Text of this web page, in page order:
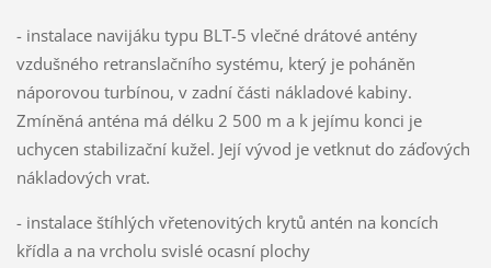
- instalace navijáku typu BLT-5 vlečné drátové antény
vzdušného retranslačního systému, který je poháněn
náporovou turbínou, v zadní části nákladové kabiny.
Zmíněná anténa má délku 2 500 m a k jejímu konci je
uchycen stabilizační kužel. Její vývod je vetknut do záďových
nákladových vrat.
- instalace štíhlých vřetenovitých krytů antén na koncích
křídla a na vrcholu svislé ocasní plochy